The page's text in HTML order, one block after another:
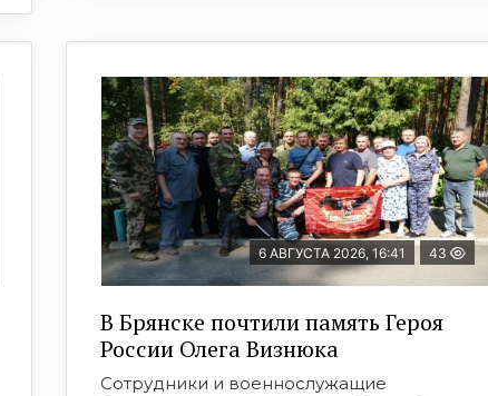
6 АВГУСТА 2026, 16:41 43
В Брянске почтили память Героя
России Олега Визнюка
Сотрудники и военнослужащие